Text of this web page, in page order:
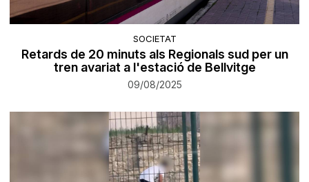
SOCIETAT
Retards de 20 minuts als Regionals sud per un
tren avariat a l'estació de Bellvitge
09/08/2025